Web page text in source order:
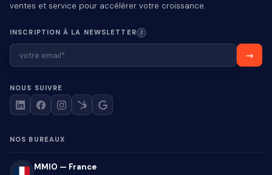
ventes et service pour accélérer votre croissance.
INSCRIPTION À LA NEWSLETTER I
NOUS SUIVRE
NOS BUREAUX
MMIO — France